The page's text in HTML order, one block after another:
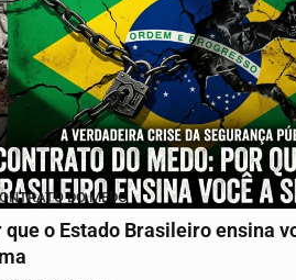
DO MEDO
que o Estado Brasileiro ensina